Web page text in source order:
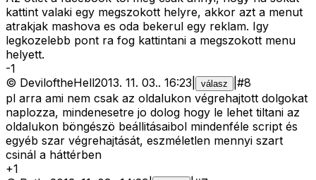
kattint valaki egy megszokott helyre, akkor azt a menut
atrakjak mashova es oda bekerul egy reklam. Igy
legkozelebb pont ra fog kattintani a megszokott menu
helyett.
-1
© DeviloftheHell2013. 11. 03.. 16:23 válasz #8
pl arra ami nem csak az oldalukon végrehajtott dolgokat
naplozza, mindenesetre jo dolog hogy le lehet tiltani az
oldalukon böngészö beállitásaibol mindenféle script és
egyéb szar végrehajtását, eszméletlen mennyi szart
csinál a háttérben
+1